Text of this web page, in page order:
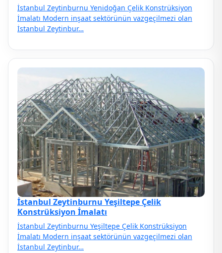
İstanbul Zeytinburnu Yenidoğan Çelik Konstrüksiyon
İmalatı Modern inşaat sektörünün vazgeçilmezi olan
İstanbul Zeytinbur…
İstanbul Zeytinburnu Yeşiltepe Çelik
Konstrüksiyon İmalatı
İstanbul Zeytinburnu Yeşiltepe Çelik Konstrüksiyon
İmalatı Modern inşaat sektörünün vazgeçilmezi olan
İstanbul Zeytinbur…